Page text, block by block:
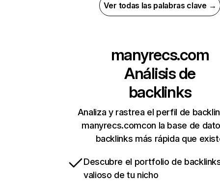
Ver todas las palabras clave →
manyrecs.com
Análisis de
backlinks
Analiza y rastrea el perfil de
manyrecs.comcon la base de
backlinks más rápida que
Descubre el portfolio de
valioso de tu nicho